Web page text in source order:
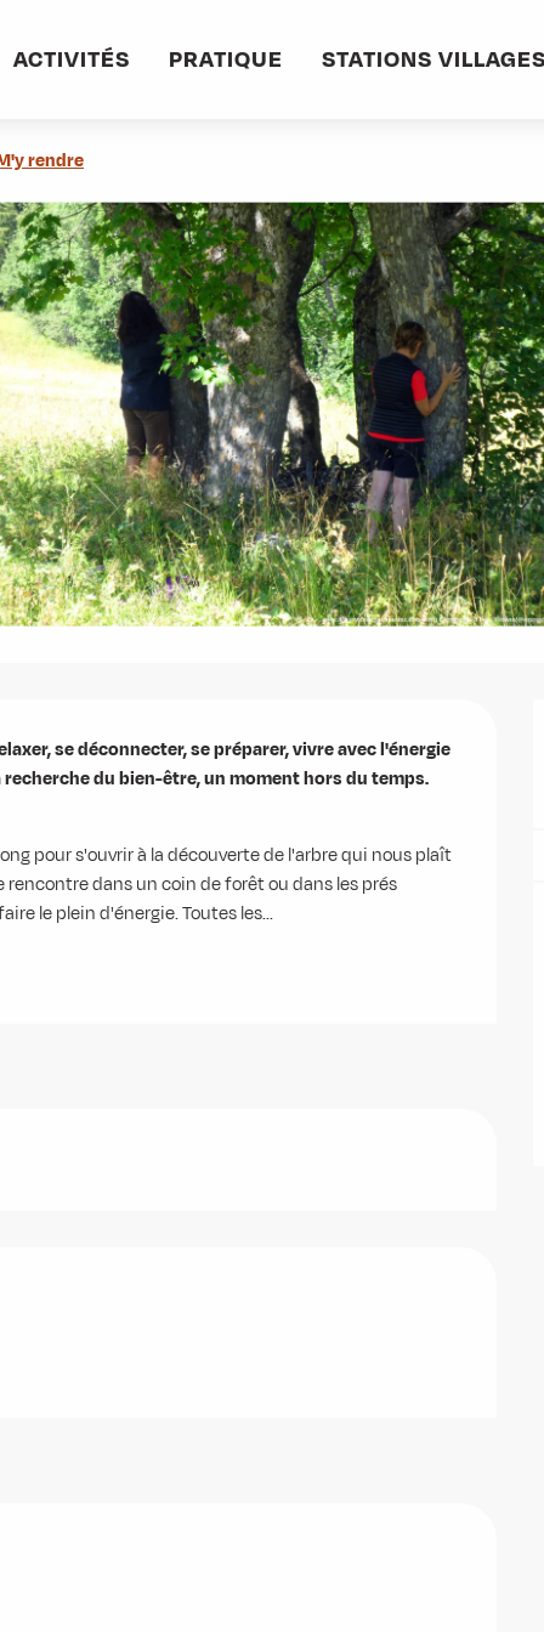
ACTIVITÉS PRATIQUE STATIONS VILLAGES
rendre
se déconnecter, se préparer, vivre avec l'énergie
du bien-être, un moment hors du temps.
pour s'ouvrir à la découverte de l'arbre qui nous plaît
dans un coin de forêt ou dans les prés
le plein d'énergie. Toutes les...